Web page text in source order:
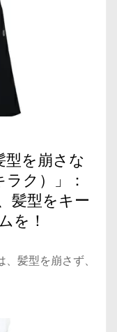
型を崩さな
ク）」：
髪型をキー
を！
髪型を崩さず、